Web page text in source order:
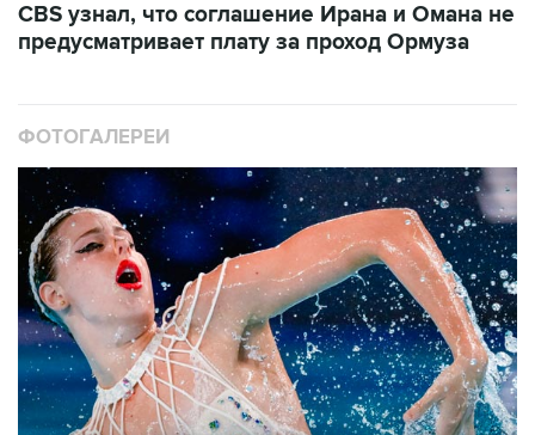
CBS узнал, что соглашение Ирана и Омана не
предусматривает плату за проход Ормуза
ФОТОГАЛЕРЕИ